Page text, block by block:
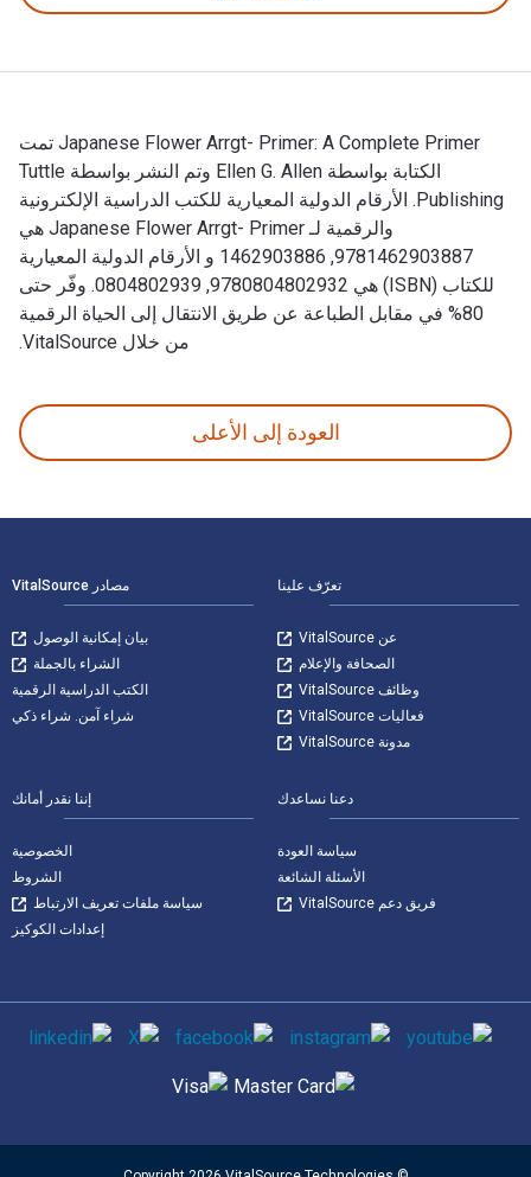
Japanese Flower Arrgt- Primer: A Complete Primer تمت
الكتابة بواسطة Ellen G. Allen وتم النشر بواسطة Tuttle
Publishing. الأرقام الدولية المعيارية للكتب الدراسية الإلكترونية
والرقمية لـ Japanese Flower Arrgt- Primer هي
9781462903887, 1462903886 و الأرقام الدولية المعيارية
للكتاب (ISBN) هي 9780804802932, 0804802939. وفّر حتى
80% في مقابل الطباعة عن طريق الانتقال إلى الحياة الرقمية
من خلال VitalSource.
العودة إلى الأعلى
تعرّف علينا
عن VitalSource
الصحافة والإعلام
وظائف VitalSource
فعاليات VitalSource
مدونة VitalSource
مصادر VitalSource
بيان إمكانية الوصول
الشراء بالجملة
الكتب الدراسية الرقمية
شراء آمن. شراء ذكي
دعنا نساعدك
سياسة العودة
الأسئلة الشائعة
فريق دعم VitalSource
إننا نقدر أمانك
الخصوصية
الشروط
سياسة ملفات تعريف الارتباط
إعدادات الكوكيز
وسائل التواصل الاجتماعي